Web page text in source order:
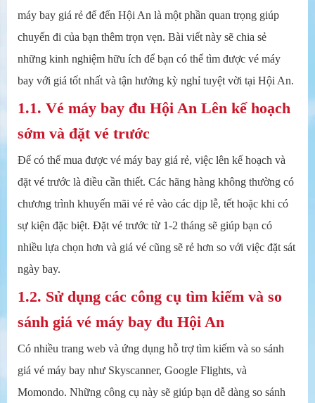
máy bay giá rẻ để đến Hội An là một phần quan trọng giúp
chuyến đi của bạn thêm trọn vẹn. Bài viết này sẽ chia sẻ
những kinh nghiệm hữu ích để bạn có thể tìm được vé máy
bay với giá tốt nhất và tận hưởng kỳ nghỉ tuyệt vời tại Hội An.
1.1. Vé máy bay đu Hội An Lên kế hoạch
sớm và đặt vé trước
Để có thể mua được vé máy bay giá rẻ, việc lên kế hoạch và
đặt vé trước là điều cần thiết. Các hãng hàng không thường có
chương trình khuyến mãi vé rẻ vào các dịp lễ, tết hoặc khi có
sự kiện đặc biệt. Đặt vé trước từ 1-2 tháng sẽ giúp bạn có
nhiều lựa chọn hơn và giá vé cũng sẽ rẻ hơn so với việc đặt sát
ngày bay.
1.2. Sử dụng các công cụ tìm kiếm và so
sánh giá vé máy bay đu Hội An
Có nhiều trang web và ứng dụng hỗ trợ tìm kiếm và so sánh
giá vé máy bay như Skyscanner, Google Flights, và
Momondo. Những công cụ này sẽ giúp bạn dễ dàng so sánh